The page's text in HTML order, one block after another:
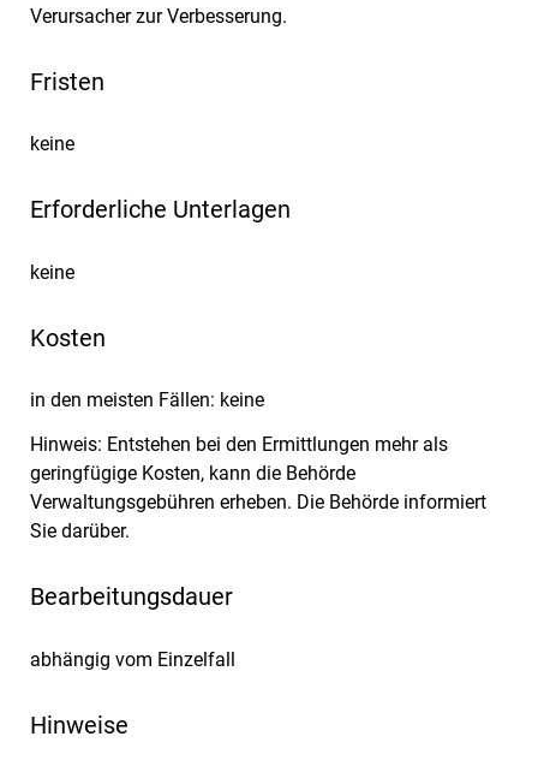
Verursacher zur Verbesserung.
Fristen
keine
Erforderliche Unterlagen
keine
Kosten
in den meisten Fällen: keine
Hinweis: Entstehen bei den Ermittlungen mehr als
geringfügige Kosten, kann die Behörde
Verwaltungsgebühren erheben. Die Behörde informiert
Sie darüber.
Bearbeitungsdauer
abhängig vom Einzelfall
Hinweise